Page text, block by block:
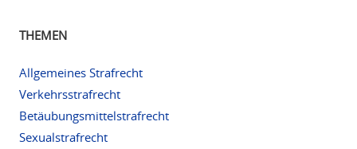
THEMEN
Allgemeines Strafrecht
Verkehrsstrafrecht
Betäubungsmittelstrafrecht
Sexualstrafrecht